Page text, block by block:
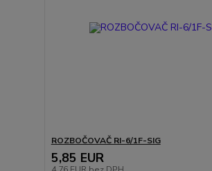
ROZBOČOVAČ RI-6/1F-SIG
5,85 EUR